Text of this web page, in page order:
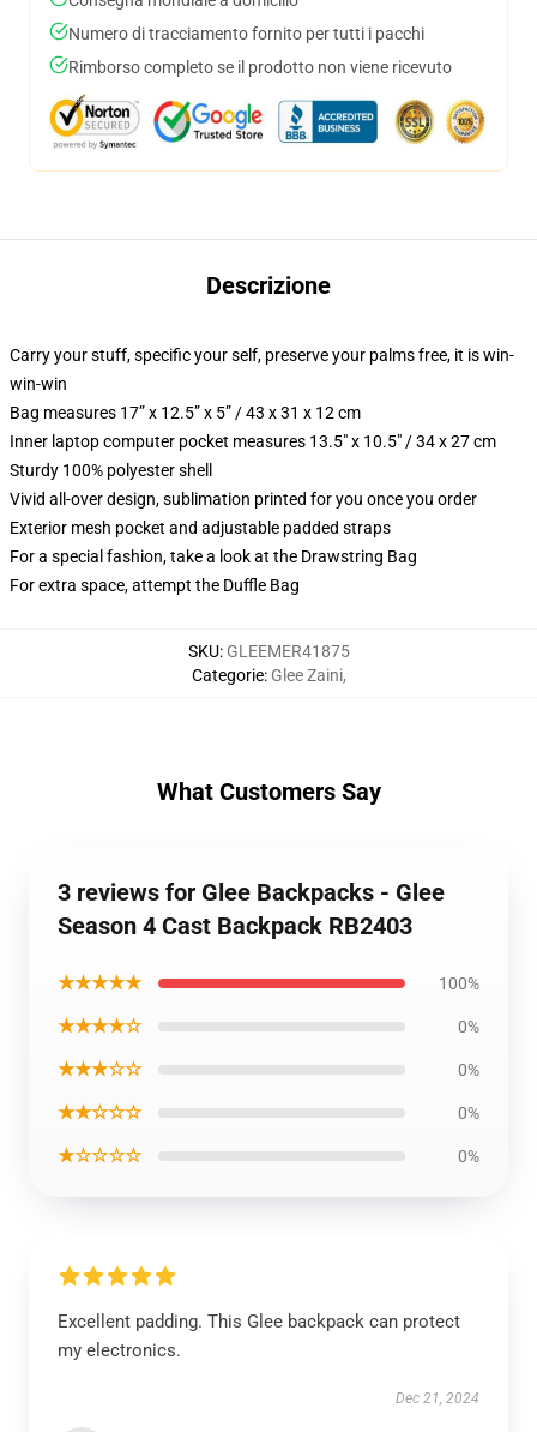
Numero di tracciamento fornito per tutti i pacchi
Rimborso completo se il prodotto non viene ricevuto
Descrizione
Carry your stuff, specific your self, preserve your palms free, it is win-
win-win
Bag measures 17” x 12.5” x 5” / 43 x 31 x 12 cm
Inner laptop computer pocket measures 13.5" x 10.5" / 34 x 27 cm
Sturdy 100% polyester shell
Vivid all-over design, sublimation printed for you once you order
Exterior mesh pocket and adjustable padded straps
For a special fashion, take a look at the Drawstring Bag
For extra space, attempt the Duffle Bag
SKU: GLEEMER41875
Categorie: Glee Zaini,
What Customers Say
3 reviews for Glee Backpacks - Glee
Season 4 Cast Backpack RB2403
★★★★★ 100%
★★★★☆ 0%
★★★☆☆ 0%
★★☆☆☆ 0%
★☆☆☆☆ 0%
Excellent padding. This Glee backpack can protect
my electronics.
Dec 21, 2024